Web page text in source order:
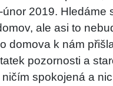
únor 2019. Hledáme
ale asi to
domova k nám
pozornosti a
spokojená a